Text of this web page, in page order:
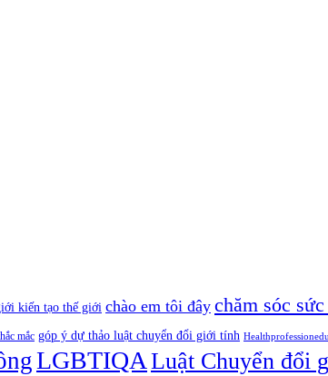
kiến tạo thế giới chào em tôi đây chăm sóc
mắc góp ý dự thảo luật chuyển đổi giới tính
LGBTIQA Luật Chuyển đổi